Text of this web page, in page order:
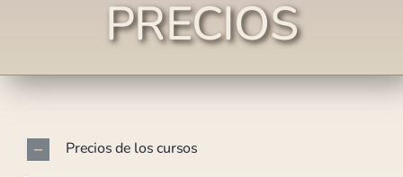
PRECIOS
Precios de los cursos